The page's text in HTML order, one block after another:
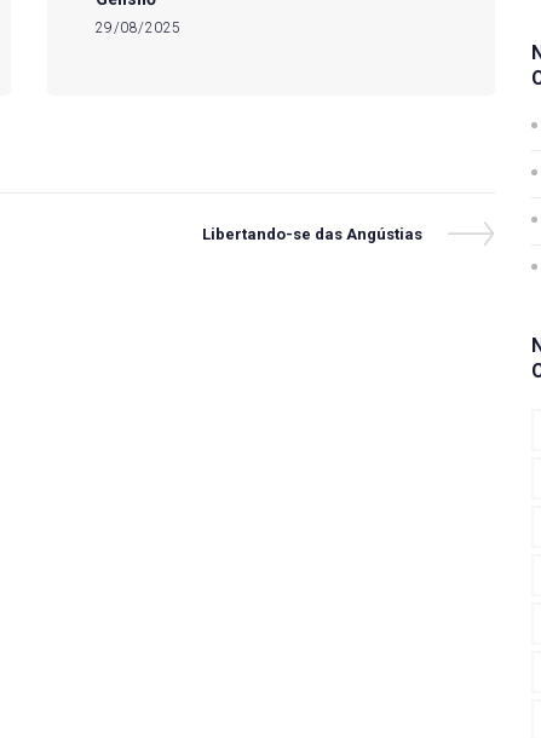
29/08/2025
Next
Libertando-se das Angústias